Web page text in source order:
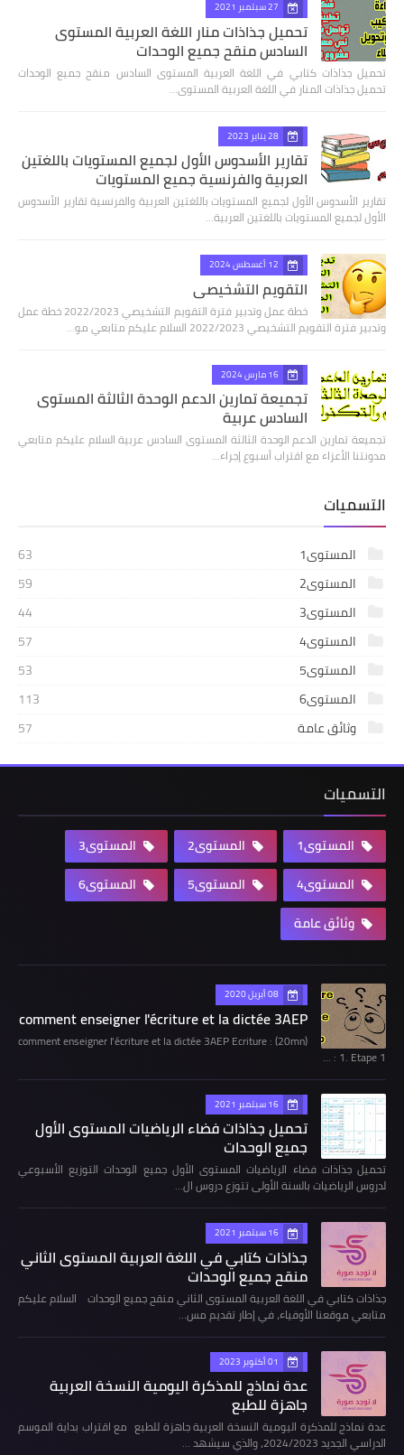
27 سبتمبر 2021
تحميل جذاذات منار اللغة العربية المستوى
السادس منقح جميع الوحدات
تحميل جذاذات كتابي في اللغة العربية المستوى السادس منقح جميع الوحدات
تحميل جذاذات المنار في اللغة العربية المستوى…
28 يناير 2023
تقارير الأسدوس الأول لجميع المستويات باللغتين
العربية والفرنسية جميع المستويات
تقارير الأسدوس الأول لجميع المستويات باللغتين العربية والفرنسية تقارير الأسدوس
الأول لجميع المستويات باللغتين العربية…
12 أغسطس 2024
التقويم التشخيصي
خطة عمل وتدبير فترة التقويم التشخيصي 2022/2023 خطة عمل
وتدبير فترة التقويم التشخيصي 2022/2023 السلام عليكم متابعي مو…
16 مارس 2024
تجميعة تمارين الدعم الوحدة الثالثة المستوى
السادس عربية
تجميعة تمارين الدعم الوحدة الثالثة المستوى السادس عربية السلام عليكم متابعي
مدونتنا الأعزاء مع اقتراب أسبوع إجراء…
التسميات
المستوى1
63
المستوى2
59
المستوى3
44
المستوى4
57
المستوى5
53
المستوى6
113
وثائق عامة
57
التسميات
المستوى1 المستوى2
المستوى3
المستوى4
المستوى5
المستوى6
وثائق عامة
08 أبريل 2020
comment enseigner l'écriture et la dictée 3AEP
comment enseigner l'écriture et la dictée 3AEP Ecriture : (20mn)
1. Etape 1 : …
16 سبتمبر 2021
تحميل جذاذات فضاء الرياضيات المستوى الأول
جميع الوحدات
تحميل جذاذات فضاء الرياضيات المستوى الأول جميع الوحدات التوزيع الأسبوعي
لدروس الرياضيات بالسنة الأولى تتوزع دروس ال…
16 سبتمبر 2021
جذاذات كتابي في اللغة العربية المستوى الثاني
منقح جميع الوحدات
جذاذات كتابي في اللغة العربية المستوى الثاني منقح جميع الوحدات السلام عليكم
متابعي موقعنا الأوفياء، في إطار تقديم مس…
01 أكتوبر 2023
عدة نماذج للمذكرة اليومية النسخة العربية
جاهزة للطبع
عدة نماذج للمذكرة اليومية النسخة العربية جاهزة للطبع مع اقتراب بداية الموسم
الدراسي الجديد 2024/2023، والذي سيشهد …